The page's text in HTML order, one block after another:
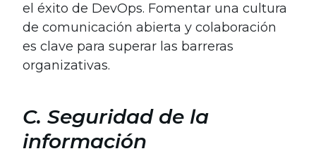
el éxito de DevOps. Fomentar una cultura
de comunicación abierta y colaboración
es clave para superar las barreras
organizativas.
C. Seguridad de la
información